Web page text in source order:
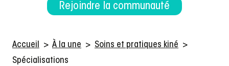
Rejoindre la communauté
Accueil > À la une > Soins et pratiques kiné >
Spécialisations